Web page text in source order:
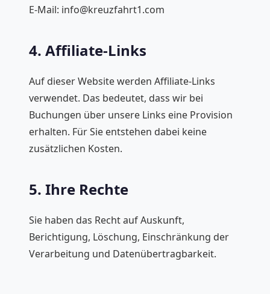
E-Mail: info@kreuzfahrt1.com
4. Affiliate-Links
Auf dieser Website werden Affiliate-Links
verwendet. Das bedeutet, dass wir bei
Buchungen über unsere Links eine Provision
erhalten. Für Sie entstehen dabei keine
zusätzlichen Kosten.
5. Ihre Rechte
Sie haben das Recht auf Auskunft,
Berichtigung, Löschung, Einschränkung der
Verarbeitung und Datenübertragbarkeit.